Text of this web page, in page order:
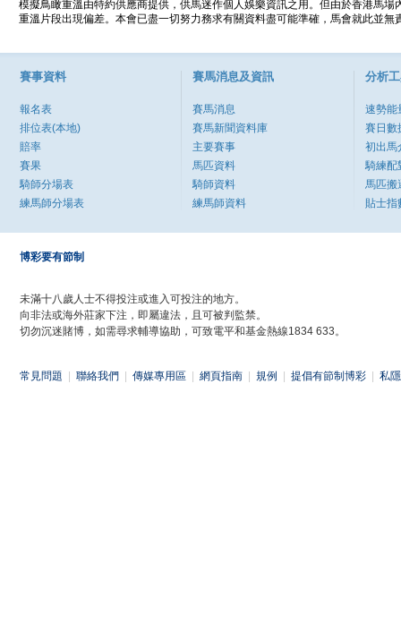
模擬鳥瞰重溫由特約供應商提供，供馬迷作個人娛樂資訊之用。但由於香港馬
重溫片段出現偏差。本會已盡一切努力務求有關資料盡可能準確，馬會就此並
賽事資料
報名表
排位表(本地)
賠率
賽果
騎師分場表
練馬師分場表
賽馬消息及資訊
賽馬消息
賽馬新聞資料庫
主要賽事
馬匹資料
騎師資料
練馬師資料
分析
速勢能
賽日數
初出馬
騎練配
馬匹搬
貼士指
博彩要有節制
未滿十八歲人士不得投注或進入可投注的地方。
向非法或海外莊家下注，即屬違法，且可被判監禁。
切勿沉迷賭博，如需尋求輔導協助，可致電平和基金熱線1834 633。
常見問題 聯絡我們 傳媒專用區 網頁指南 規例 提倡有節制博彩 私